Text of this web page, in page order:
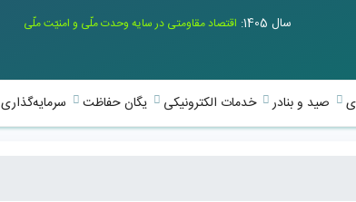
سال 1405: اقتصاد مقاومتی در سایه وحدت ملّی و امنیّت ملّی
صید و بنادر خدمات الکترونیکی یگان حفاظت سرمایه‌گذاری